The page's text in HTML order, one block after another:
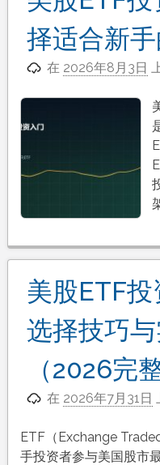
择适合新
在 2026年8月3日
美股ETF投
选择技巧
（2026完
在 2026年7月31日
ETF（Exchange
手投资者参与美国股市